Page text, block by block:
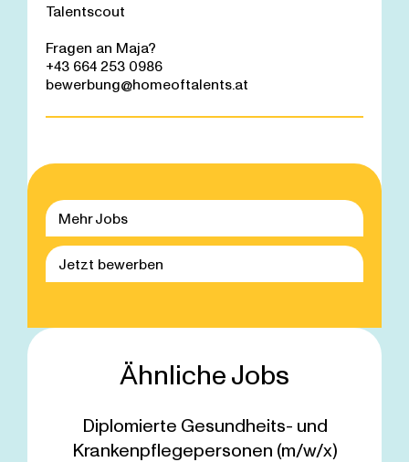
Talentscout
Fragen an Maja?
+43 664 253 0986
bewerbung@homeoftalents.at
Mehr Jobs
Jetzt bewerben
Ähnliche Jobs
Diplomierte Gesundheits- und
Krankenpflegepersonen (m/w/x)